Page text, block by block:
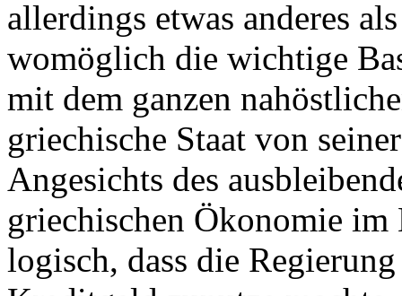
allerdings etwas anderes
womöglich die wichtige
mit dem ganzen
griechische Staat von
Angesichts des
griechischen Ökonomie
logisch, dass die